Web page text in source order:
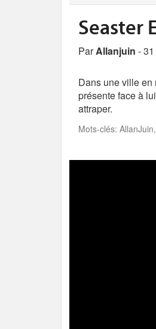
Seaster
ParAllanjuin -
Dans une ville en
présente face à
attraper.
Mots-clés: